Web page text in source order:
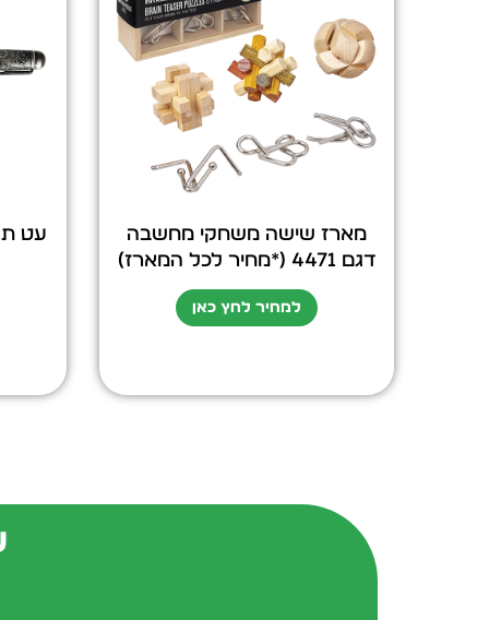
מארז שישה משחקי מחשבה
דגם 4471 (*מחיר לכל המארז)
למחיר לחץ כאן
עט